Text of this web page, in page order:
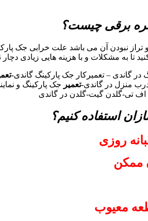
برقی چیست؟
نبودن آن می باشد علت خرابی جک
تا به مشکلات و با هزینه هایی زیادی دچار
گاندی – تعمیرکار جک پارکینگ گاندی-
درب منزل در گاندی-تعمیر جک پارکینگ و
اف تی-گلدن گیت-گلدن در گاندی
استفاده کنیم؟
روزی
ممکن
معیوب